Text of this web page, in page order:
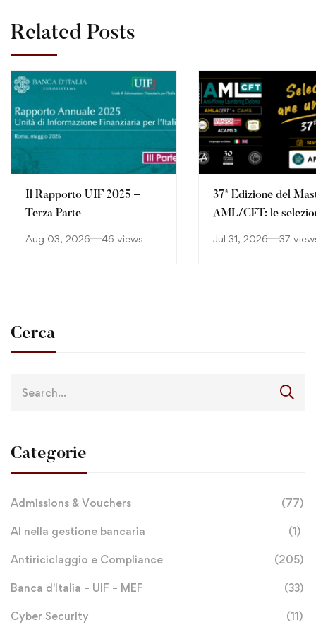
Related Posts
Il Rapporto UIF 2025 –
Terza Parte
Aug 03, 2026 46 views
37ª Edizione del
AML/CFT: le
Jul 31, 2026 37
Cerca
Categorie
Admissions & Vouchers (77)
AI nella gestione bancaria (1)
Antiriciclaggio e Compliance (205)
Banca d'Italia – UIF – MEF (33)
Cyber Security (11)